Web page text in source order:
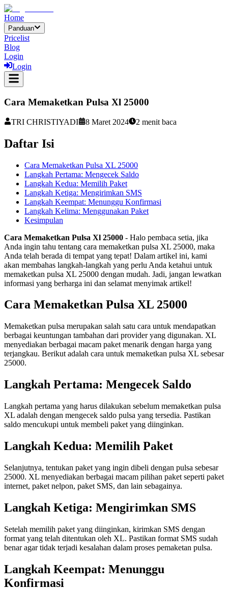
Home
Panduan
Pricelist
Blog
Login
Login
Cara Memaketkan Pulsa Xl 25000
TRI CHRISTIYADI 8 Maret 2024 2 menit baca
Daftar Isi
Cara Memaketkan Pulsa XL 25000
Langkah Pertama: Mengecek Saldo
Langkah Kedua: Memilih Paket
Langkah Ketiga: Mengirimkan SMS
Langkah Keempat: Menunggu Konfirmasi
Langkah Kelima: Menggunakan Paket
Kesimpulan
Cara Memaketkan Pulsa Xl 25000 - Halo pembaca setia, jika
Anda ingin tahu tentang cara memaketkan pulsa XL 25000, maka
Anda telah berada di tempat yang tepat! Dalam artikel ini, kami
akan membahas langkah-langkah yang perlu Anda ketahui untuk
memaketkan pulsa XL 25000 dengan mudah. Jadi, jangan lewatkan
informasi yang berharga ini dan selamat menyimak artikel!
Cara Memaketkan Pulsa XL 25000
Memaketkan pulsa merupakan salah satu cara untuk mendapatkan
berbagai keuntungan tambahan dari provider yang digunakan. XL
menyediakan berbagai macam paket menarik dengan harga yang
terjangkau. Berikut adalah cara untuk memaketkan pulsa XL sebesar
25000.
Langkah Pertama: Mengecek Saldo
Langkah pertama yang harus dilakukan sebelum memaketkan pulsa
XL adalah dengan mengecek saldo pulsa yang tersedia. Pastikan
saldo mencukupi untuk membeli paket yang diinginkan.
Langkah Kedua: Memilih Paket
Selanjutnya, tentukan paket yang ingin dibeli dengan pulsa sebesar
25000. XL menyediakan berbagai macam pilihan paket seperti paket
internet, paket nelpon, paket SMS, dan lain sebagainya.
Langkah Ketiga: Mengirimkan SMS
Setelah memilih paket yang diinginkan, kirimkan SMS dengan
format yang telah ditentukan oleh XL. Pastikan format SMS sudah
benar agar tidak terjadi kesalahan dalam proses pemaketan pulsa.
Langkah Keempat: Menunggu
Konfirmasi